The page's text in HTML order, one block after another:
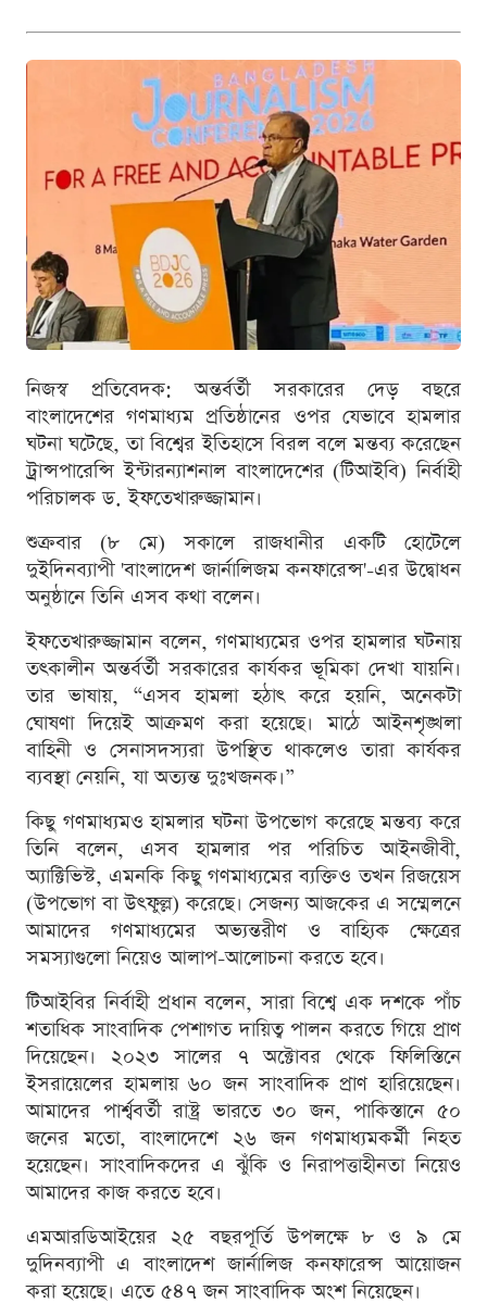
নিজস্ব প্রতিবেদক: অন্তর্বর্তী সরকারের দেড় বছরে
বাংলাদেশের গণমাধ্যম প্রতিষ্ঠানের ওপর যেভাবে হামলার
ঘটনা ঘটেছে, তা বিশ্বের ইতিহাসে বিরল বলে মন্তব্য করেছেন
ট্রান্সপারেন্সি ইন্টারন্যাশনাল বাংলাদেশের (টিআইবি) নির্বাহী
পরিচালক ড. ইফতেখারুজ্জামান।
শুক্রবার (৮ মে) সকালে রাজধানীর একটি হোটেলে
দুইদিনব্যাপী 'বাংলাদেশ জার্নালিজম কনফারেন্স'-এর উদ্বোধন
অনুষ্ঠানে তিনি এসব কথা বলেন।
ইফতেখারুজ্জামান বলেন, গণমাধ্যমের ওপর হামলার ঘটনায়
তৎকালীন অন্তর্বর্তী সরকারের কার্যকর ভূমিকা দেখা যায়নি।
তার ভাষায়, “এসব হামলা হঠাৎ করে হয়নি, অনেকটা
ঘোষণা দিয়েই আক্রমণ করা হয়েছে। মাঠে আইনশৃঙ্খলা
বাহিনী ও সেনাসদস্যরা উপস্থিত থাকলেও তারা কার্যকর
ব্যবস্থা নেয়নি, যা অত্যন্ত দুঃখজনক।”
কিছু গণমাধ্যমও হামলার ঘটনা উপভোগ করেছে মন্তব্য করে
তিনি বলেন, এসব হামলার পর পরিচিত আইনজীবী,
অ্যাক্টিভিস্ট, এমনকি কিছু গণমাধ্যমের ব্যক্তিও তখন রিজয়েস
(উপভোগ বা উৎফুল্ল) করেছে। সেজন্য আজকের এ সম্মেলনে
আমাদের গণমাধ্যমের অভ্যন্তরীণ ও বাহ্যিক ক্ষেত্রের
সমস্যাগুলো নিয়েও আলাপ-আলোচনা করতে হবে।
টিআইবির নির্বাহী প্রধান বলেন, সারা বিশ্বে এক দশকে পাঁচ
শতাধিক সাংবাদিক পেশাগত দায়িত্ব পালন করতে গিয়ে প্রাণ
দিয়েছেন। ২০২৩ সালের ৭ অক্টোবর থেকে ফিলিস্তিনে
ইসরায়েলের হামলায় ৬০ জন সাংবাদিক প্রাণ হারিয়েছেন।
আমাদের পার্শ্ববর্তী রাষ্ট্র ভারতে ৩০ জন, পাকিস্তানে ৫০
জনের মতো, বাংলাদেশে ২৬ জন গণমাধ্যমকর্মী নিহত
হয়েছেন। সাংবাদিকদের এ ঝুঁকি ও নিরাপত্তাহীনতা নিয়েও
আমাদের কাজ করতে হবে।
এমআরডিআইয়ের ২৫ বছরপূর্তি উপলক্ষে ৮ ও ৯ মে
দুদিনব্যাপী এ বাংলাদেশ জার্নালিজ কনফারেন্স আয়োজন
করা হয়েছে। এতে ৫৪৭ জন সাংবাদিক অংশ নিয়েছেন।